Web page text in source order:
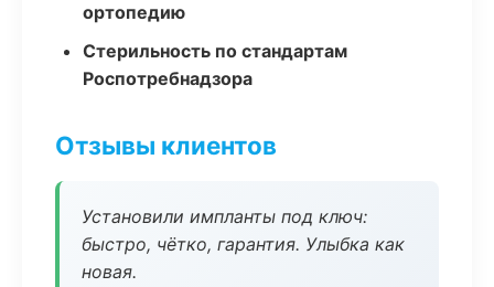
ортопедию
Стерильность по стандартам
Роспотребнадзора
Отзывы клиентов
Установили импланты под ключ:
быстро, чётко, гарантия. Улыбка как
новая.